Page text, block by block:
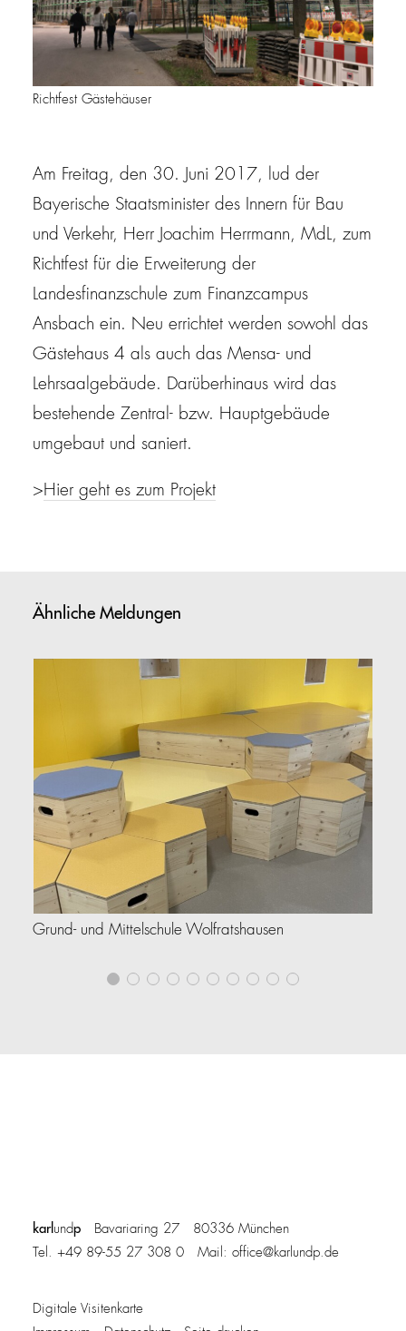
Richtfest Gästehäuser
Am Freitag, den 30. Juni 2017, lud der
Bayerische Staatsminister des Innern für Bau
und Verkehr, Herr Joachim Herrmann, MdL, zum
Richtfest für die Erweiterung der
Landesfinanzschule zum Finanzcampus
Ansbach ein. Neu errichtet werden sowohl das
Gästehaus 4 als auch das Mensa- und
Lehrsaalgebäude. Darüberhinaus wird das
bestehende Zentral- bzw. Hauptgebäude
umgebaut und saniert.
>Hier geht es zum Projekt
Ähnliche Meldungen
Grund- und Mittelschule Wolfratshausen
karl undp Bavariaring 27 80336 München
Tel. +49 89-55 27 308 0 Mail: office@karlundp.de
Digitale Visitenkarte